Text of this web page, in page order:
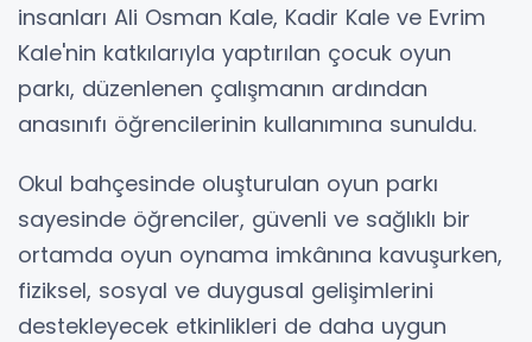
insanları Ali Osman Kale, Kadir Kale ve Evrim
Kale'nin katkılarıyla yaptırılan çocuk oyun
parkı, düzenlenen çalışmanın ardından
anasınıfı öğrencilerinin kullanımına sunuldu.
Okul bahçesinde oluşturulan oyun parkı
sayesinde öğrenciler, güvenli ve sağlıklı bir
ortamda oyun oynama imkânına kavuşurken,
fiziksel, sosyal ve duygusal gelişimlerini
destekleyecek etkinlikleri de daha uygun